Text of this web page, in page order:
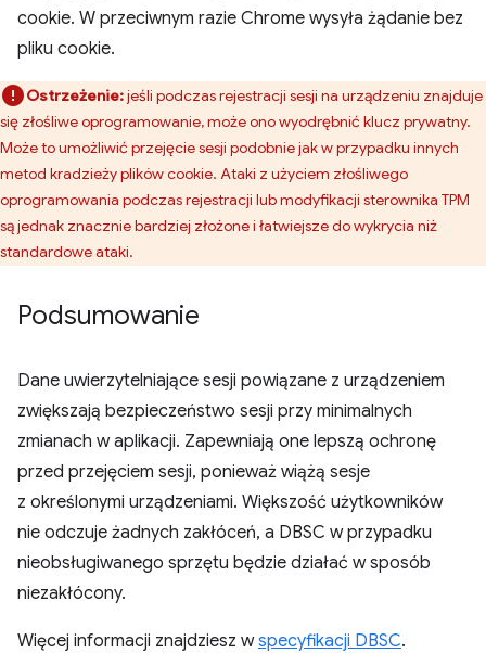
cookie. W przeciwnym razie Chrome wysyła żądanie bez
pliku cookie.
Ostrzeżenie:jeśli podczas rejestracji sesji na urządzeniu znajduje
się złośliwe oprogramowanie, może ono wyodrębnić klucz prywatny.
Może to umożliwić przejęcie sesji podobnie jak w przypadku innych
metod kradzieży plików cookie. Ataki z użyciem złośliwego
oprogramowania podczas rejestracji lub modyfikacji sterownika TPM
są jednak znacznie bardziej złożone i łatwiejsze do wykrycia niż
standardowe ataki.
Podsumowanie
Dane uwierzytelniające sesji powiązane z urządzeniem
zwiększają bezpieczeństwo sesji przy minimalnych
zmianach w aplikacji. Zapewniają one lepszą ochronę
przed przejęciem sesji, ponieważ wiążą sesje
z określonymi urządzeniami. Większość użytkowników
nie odczuje żadnych zakłóceń, a DBSC w przypadku
nieobsługiwanego sprzętu będzie działać w sposób
niezakłócony.
Więcej informacji znajdziesz wspecyfikacji DBSC.